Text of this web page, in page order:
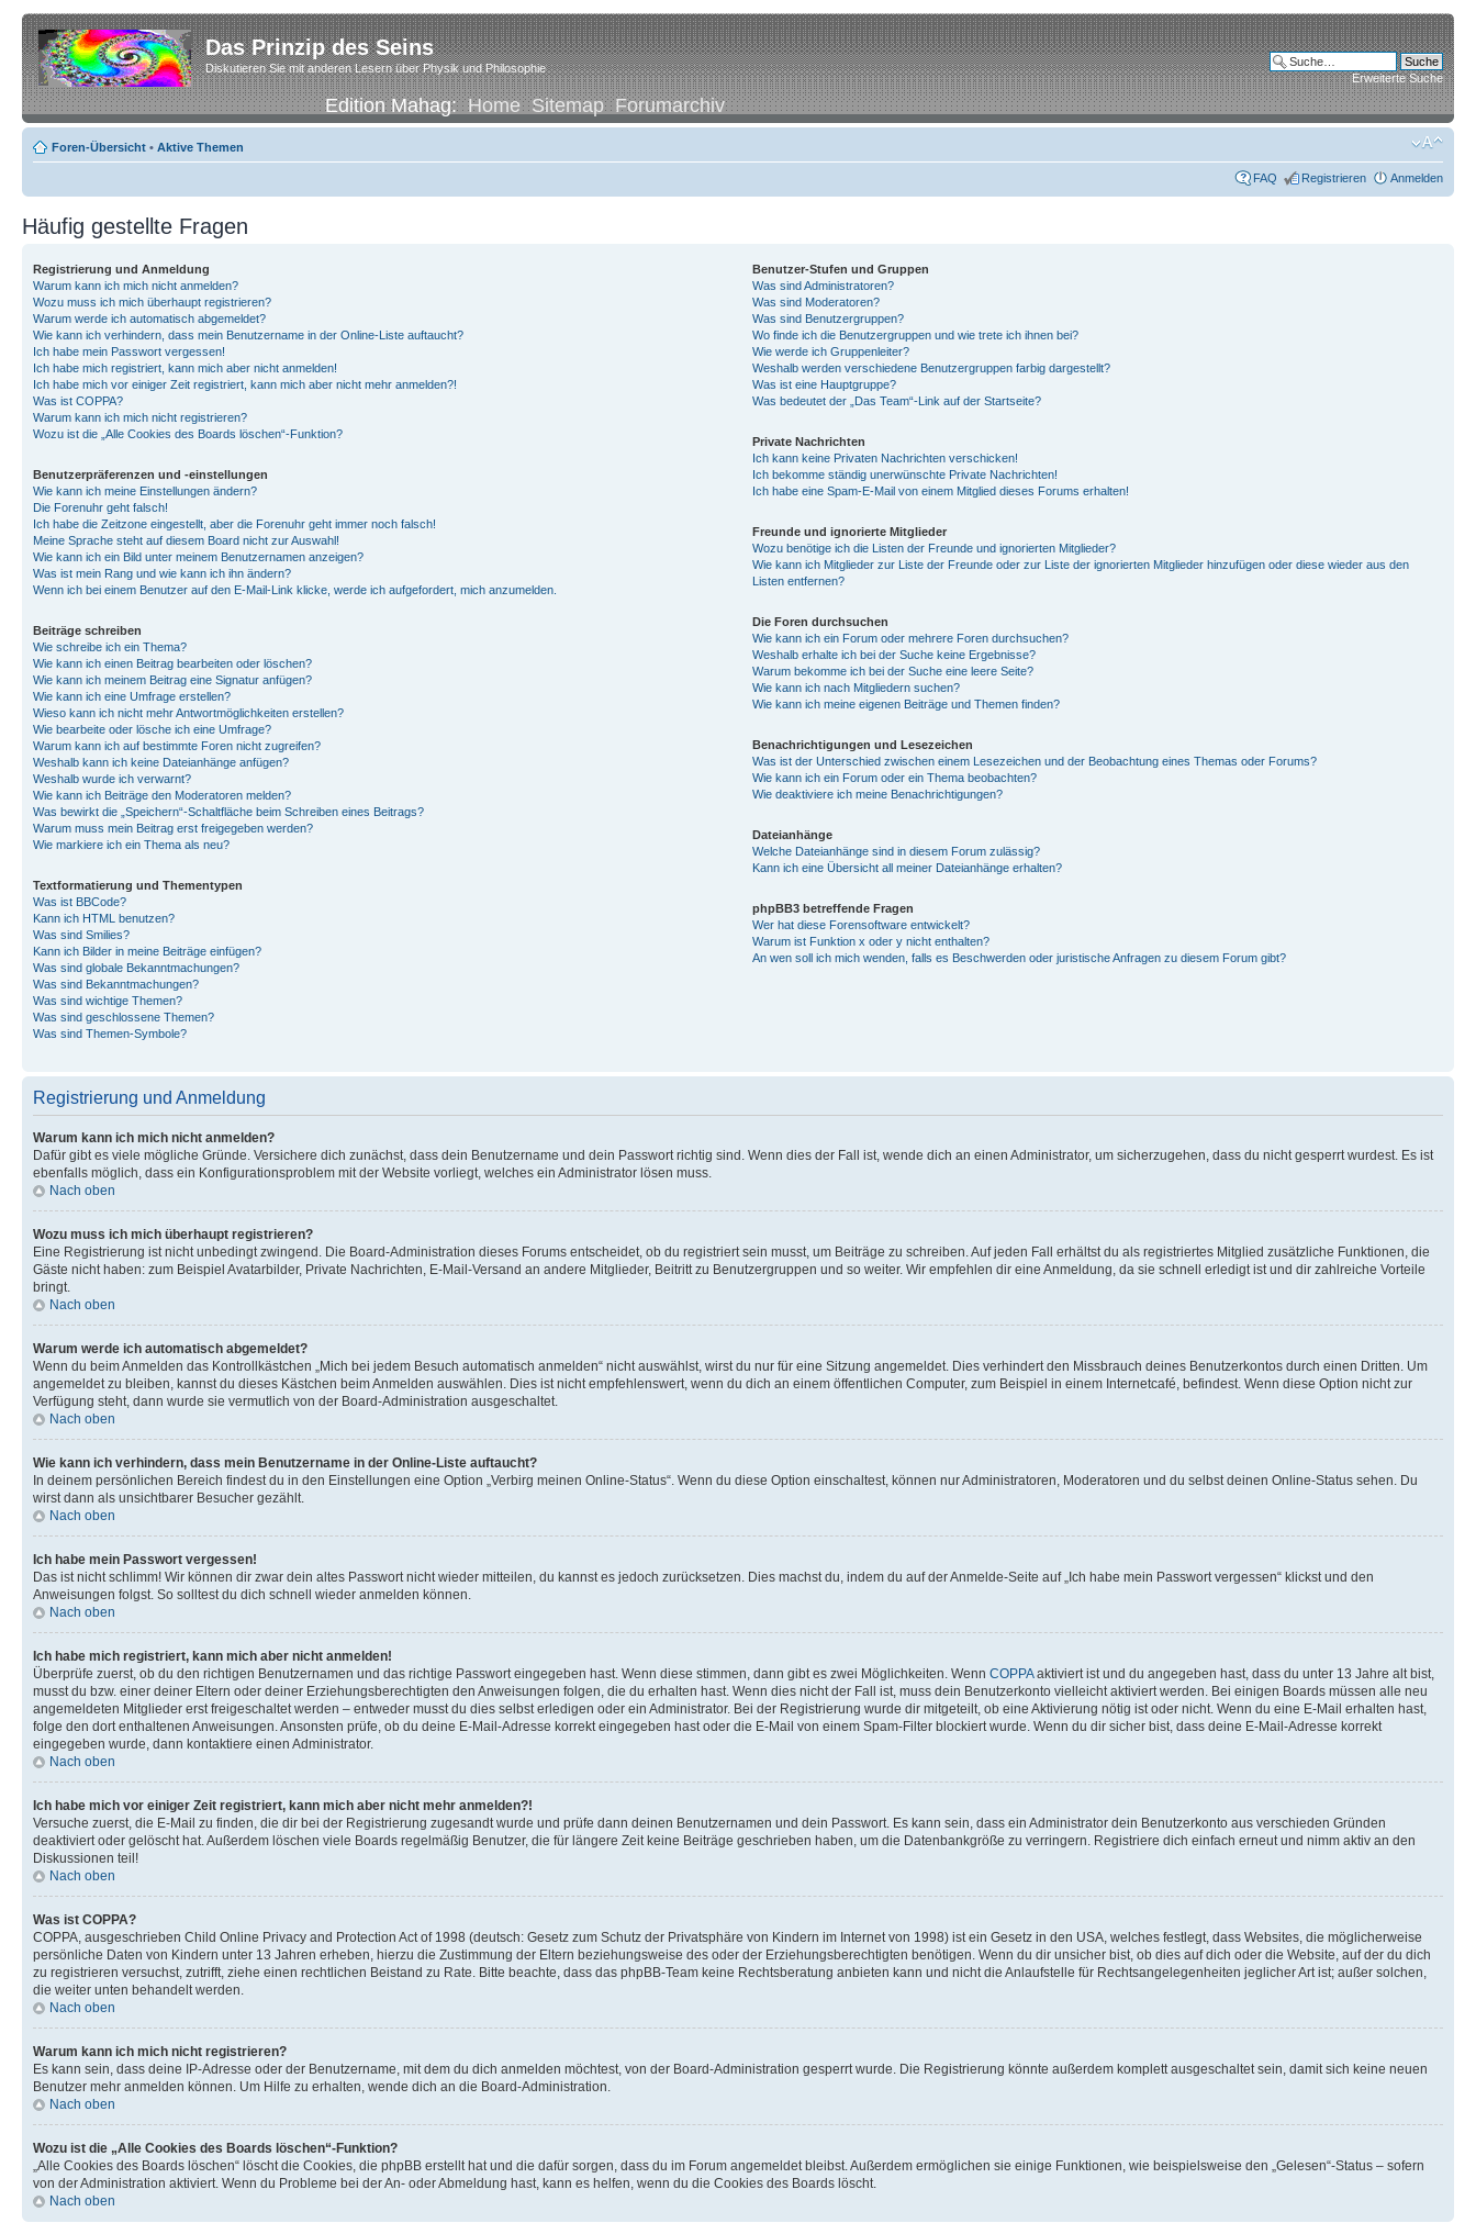
Das Prinzip des Seins
Diskutieren Sie mit anderen Lesern über Physik und Philosophie
Edition Mahag:Home Sitemap Forumarchiv
Erweiterte Suche
Foren-Übersicht • Aktive Themen
FAQ Registrieren Anmelden
Häufig gestellte Fragen
Registrierung und Anmeldung
Warum kann ich mich nicht anmelden?
Wozu muss ich mich überhaupt registrieren?
Warum werde ich automatisch abgemeldet?
Wie kann ich verhindern, dass mein Benutzername in der Online-Liste auftaucht?
Ich habe mein Passwort vergessen!
Ich habe mich registriert, kann mich aber nicht anmelden!
Ich habe mich vor einiger Zeit registriert, kann mich aber nicht mehr anmelden?!
Was ist COPPA?
Warum kann ich mich nicht registrieren?
Wozu ist die „Alle Cookies des Boards löschen“-Funktion?
Benutzerpräferenzen und -einstellungen
Wie kann ich meine Einstellungen ändern?
Die Forenuhr geht falsch!
Ich habe die Zeitzone eingestellt, aber die Forenuhr geht immer noch falsch!
Meine Sprache steht auf diesem Board nicht zur Auswahl!
Wie kann ich ein Bild unter meinem Benutzernamen anzeigen?
Was ist mein Rang und wie kann ich ihn ändern?
Wenn ich bei einem Benutzer auf den E-Mail-Link klicke, werde ich aufgefordert, mich anzumelden.
Beiträge schreiben
Wie schreibe ich ein Thema?
Wie kann ich einen Beitrag bearbeiten oder löschen?
Wie kann ich meinem Beitrag eine Signatur anfügen?
Wie kann ich eine Umfrage erstellen?
Wieso kann ich nicht mehr Antwortmöglichkeiten erstellen?
Wie bearbeite oder lösche ich eine Umfrage?
Warum kann ich auf bestimmte Foren nicht zugreifen?
Weshalb kann ich keine Dateianhänge anfügen?
Weshalb wurde ich verwarnt?
Wie kann ich Beiträge den Moderatoren melden?
Was bewirkt die „Speichern“-Schaltfläche beim Schreiben eines Beitrags?
Warum muss mein Beitrag erst freigegeben werden?
Wie markiere ich ein Thema als neu?
Textformatierung und Thementypen
Was ist BBCode?
Kann ich HTML benutzen?
Was sind Smilies?
Kann ich Bilder in meine Beiträge einfügen?
Was sind globale Bekanntmachungen?
Was sind Bekanntmachungen?
Was sind wichtige Themen?
Was sind geschlossene Themen?
Was sind Themen-Symbole?
Benutzer-Stufen und Gruppen
Was sind Administratoren?
Was sind Moderatoren?
Was sind Benutzergruppen?
Wo finde ich die Benutzergruppen und wie trete ich ihnen bei?
Wie werde ich Gruppenleiter?
Weshalb werden verschiedene Benutzergruppen farbig dargestellt?
Was ist eine Hauptgruppe?
Was bedeutet der „Das Team“-Link auf der Startseite?
Private Nachrichten
Ich kann keine Privaten Nachrichten verschicken!
Ich bekomme ständig unerwünschte Private Nachrichten!
Ich habe eine Spam-E-Mail von einem Mitglied dieses Forums erhalten!
Freunde und ignorierte Mitglieder
Wozu benötige ich die Listen der Freunde und ignorierten Mitglieder?
Wie kann ich Mitglieder zur Liste der Freunde oder zur Liste der ignorierten Mitglieder hinzufügen oder diese wieder aus den
Listen entfernen?
Die Foren durchsuchen
Wie kann ich ein Forum oder mehrere Foren durchsuchen?
Weshalb erhalte ich bei der Suche keine Ergebnisse?
Warum bekomme ich bei der Suche eine leere Seite?
Wie kann ich nach Mitgliedern suchen?
Wie kann ich meine eigenen Beiträge und Themen finden?
Benachrichtigungen und Lesezeichen
Was ist der Unterschied zwischen einem Lesezeichen und der Beobachtung eines Themas oder Forums?
Wie kann ich ein Forum oder ein Thema beobachten?
Wie deaktiviere ich meine Benachrichtigungen?
Dateianhänge
Welche Dateianhänge sind in diesem Forum zulässig?
Kann ich eine Übersicht all meiner Dateianhänge erhalten?
phpBB3 betreffende Fragen
Wer hat diese Forensoftware entwickelt?
Warum ist Funktion x oder y nicht enthalten?
An wen soll ich mich wenden, falls es Beschwerden oder juristische Anfragen zu diesem Forum gibt?
Registrierung und Anmeldung
Warum kann ich mich nicht anmelden?
Dafür gibt es viele mögliche Gründe. Versichere dich zunächst, dass dein Benutzername und dein Passwort richtig sind. Wenn dies der Fall ist, wende dich an einen Administrator, um sicherzugehen, dass du nicht gesperrt wurdest. Es ist
ebenfalls möglich, dass ein Konfigurationsproblem mit der Website vorliegt, welches ein Administrator lösen muss.
Nach oben
Wozu muss ich mich überhaupt registrieren?
Eine Registrierung ist nicht unbedingt zwingend. Die Board-Administration dieses Forums entscheidet, ob du registriert sein musst, um Beiträge zu schreiben. Auf jeden Fall erhältst du als registriertes Mitglied zusätzliche Funktionen, die
Gäste nicht haben: zum Beispiel Avatarbilder, Private Nachrichten, E-Mail-Versand an andere Mitglieder, Beitritt zu Benutzergruppen und so weiter. Wir empfehlen dir eine Anmeldung, da sie schnell erledigt ist und dir zahlreiche Vorteile
bringt.
Nach oben
Warum werde ich automatisch abgemeldet?
Wenn du beim Anmelden das Kontrollkästchen „Mich bei jedem Besuch automatisch anmelden“ nicht auswählst, wirst du nur für eine Sitzung angemeldet. Dies verhindert den Missbrauch deines Benutzerkontos durch einen Dritten. Um
angemeldet zu bleiben, kannst du dieses Kästchen beim Anmelden auswählen. Dies ist nicht empfehlenswert, wenn du dich an einem öffentlichen Computer, zum Beispiel in einem Internetcafé, befindest. Wenn diese Option nicht zur
Verfügung steht, dann wurde sie vermutlich von der Board-Administration ausgeschaltet.
Nach oben
Wie kann ich verhindern, dass mein Benutzername in der Online-Liste auftaucht?
In deinem persönlichen Bereich findest du in den Einstellungen eine Option „Verbirg meinen Online-Status“. Wenn du diese Option einschaltest, können nur Administratoren, Moderatoren und du selbst deinen Online-Status sehen. Du
wirst dann als unsichtbarer Besucher gezählt.
Nach oben
Ich habe mein Passwort vergessen!
Das ist nicht schlimm! Wir können dir zwar dein altes Passwort nicht wieder mitteilen, du kannst es jedoch zurücksetzen. Dies machst du, indem du auf der Anmelde-Seite auf „Ich habe mein Passwort vergessen“ klickst und den
Anweisungen folgst. So solltest du dich schnell wieder anmelden können.
Nach oben
Ich habe mich registriert, kann mich aber nicht anmelden!
Überprüfe zuerst, ob du den richtigen Benutzernamen und das richtige Passwort eingegeben hast. Wenn diese stimmen, dann gibt es zwei Möglichkeiten. Wenn COPPAaktiviert ist und du angegeben hast, dass du unter 13 Jahre alt bist,
musst du bzw. einer deiner Eltern oder deiner Erziehungsberechtigten den Anweisungen folgen, die du erhalten hast. Wenn dies nicht der Fall ist, muss dein Benutzerkonto vielleicht aktiviert werden. Bei einigen Boards müssen alle neu
angemeldeten Mitglieder erst freigeschaltet werden – entweder musst du dies selbst erledigen oder ein Administrator. Bei der Registrierung wurde dir mitgeteilt, ob eine Aktivierung nötig ist oder nicht. Wenn du eine E-Mail erhalten hast,
folge den dort enthaltenen Anweisungen. Ansonsten prüfe, ob du deine E-Mail-Adresse korrekt eingegeben hast oder die E-Mail von einem Spam-Filter blockiert wurde. Wenn du dir sicher bist, dass deine E-Mail-Adresse korrekt
eingegeben wurde, dann kontaktiere einen Administrator.
Nach oben
Ich habe mich vor einiger Zeit registriert, kann mich aber nicht mehr anmelden?!
Versuche zuerst, die E-Mail zu finden, die dir bei der Registrierung zugesandt wurde und prüfe dann deinen Benutzernamen und dein Passwort. Es kann sein, dass ein Administrator dein Benutzerkonto aus verschieden Gründen
deaktiviert oder gelöscht hat. Außerdem löschen viele Boards regelmäßig Benutzer, die für längere Zeit keine Beiträge geschrieben haben, um die Datenbankgröße zu verringern. Registriere dich einfach erneut und nimm aktiv an den
Diskussionen teil!
Nach oben
Was ist COPPA?
COPPA, ausgeschrieben Child Online Privacy and Protection Act of 1998 (deutsch: Gesetz zum Schutz der Privatsphäre von Kindern im Internet von 1998) ist ein Gesetz in den USA, welches festlegt, dass Websites, die möglicherweise
persönliche Daten von Kindern unter 13 Jahren erheben, hierzu die Zustimmung der Eltern beziehungsweise des oder der Erziehungsberechtigten benötigen. Wenn du dir unsicher bist, ob dies auf dich oder die Website, auf der du dich
zu registrieren versuchst, zutrifft, ziehe einen rechtlichen Beistand zu Rate. Bitte beachte, dass das phpBB-Team keine Rechtsberatung anbieten kann und nicht die Anlaufstelle für Rechtsangelegenheiten jeglicher Art ist; außer solchen,
die weiter unten behandelt werden.
Nach oben
Warum kann ich mich nicht registrieren?
Es kann sein, dass deine IP-Adresse oder der Benutzername, mit dem du dich anmelden möchtest, von der Board-Administration gesperrt wurde. Die Registrierung könnte außerdem komplett ausgeschaltet sein, damit sich keine neuen
Benutzer mehr anmelden können. Um Hilfe zu erhalten, wende dich an die Board-Administration.
Nach oben
Wozu ist die „Alle Cookies des Boards löschen“-Funktion?
„Alle Cookies des Boards löschen“ löscht die Cookies, die phpBB erstellt hat und die dafür sorgen, dass du im Forum angemeldet bleibst. Außerdem ermöglichen sie einige Funktionen, wie beispielsweise den „Gelesen“-Status – sofern
von der Administration aktiviert. Wenn du Probleme bei der An- oder Abmeldung hast, kann es helfen, wenn du die Cookies des Boards löscht.
Nach oben